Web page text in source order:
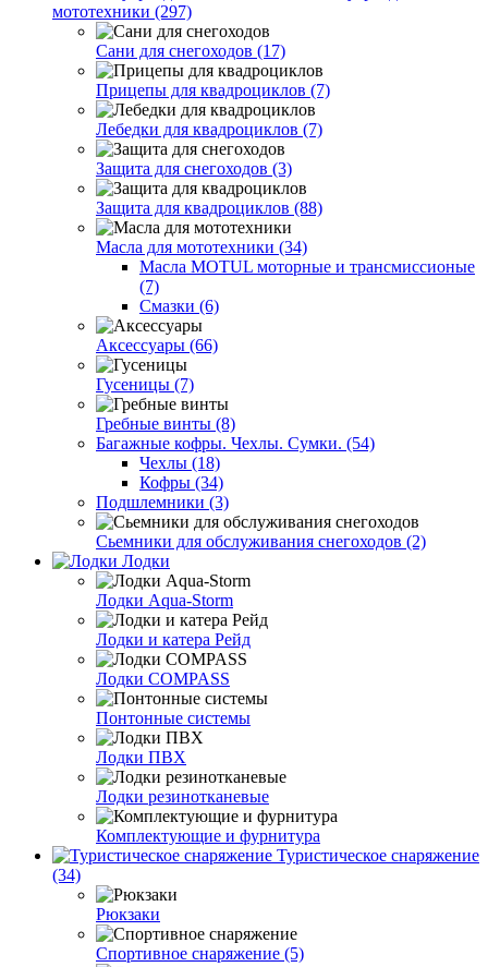
мототехники (297)
Сани для снегоходов (17)
Прицепы для квадроциклов (7)
Лебедки для квадроциклов (7)
Защита для снегоходов (3)
Защита для квадроциклов (88)
Масла для мототехники (34)
Масла MOTUL моторные и трансмиссионые
(7)
Смазки (6)
Аксессуары (66)
Гусеницы (7)
Гребные винты (8)
Багажные кофры. Чехлы. Сумки. (54)
Чехлы (18)
Кофры (34)
Подшлемники (3)
Сьемники для обслуживания снегоходов (2)
Лодки
Лодки Aqua-Storm
Лодки и катера Рейд
Лодки COMPASS
Понтонные системы
Лодки ПВХ
Лодки резинотканевые
Комплектующие и фурнитура
Туристическое снаряжение
(34)
Рюкзаки
Спортивное снаряжение (5)